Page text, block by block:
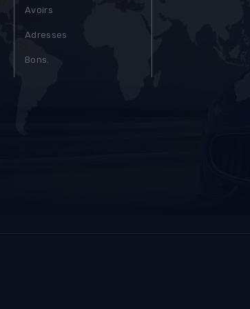
Avoirs
Adresses
Bons.